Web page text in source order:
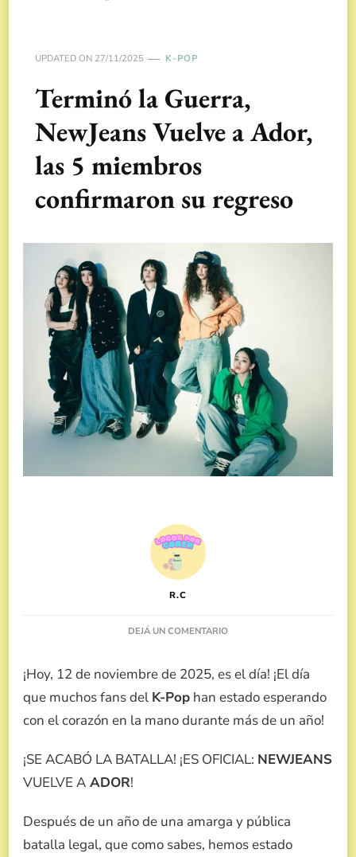
UPDATED ON 27/11/2025 K-POP
Terminó la Guerra,
NewJeans Vuelve a Ador,
las 5 miembros
confirmaron su regreso
R.C
DEJÁ UN COMENTARIOEN
GUERRA,
NEWJEANS
VUELVE
A
5
REGRESO
¡Hoy, 12 de noviembre de 2025, es el día! ¡El día
que muchos fans del K-Pop han estado esperando
con el corazón en la mano durante más de un año!
¡SE ACABÓ LA BATALLA! ¡ES OFICIAL: NEWJEANS
VUELVE A ADOR!
Después de un año de una amarga y pública
batalla legal, que como sabes, hemos estado